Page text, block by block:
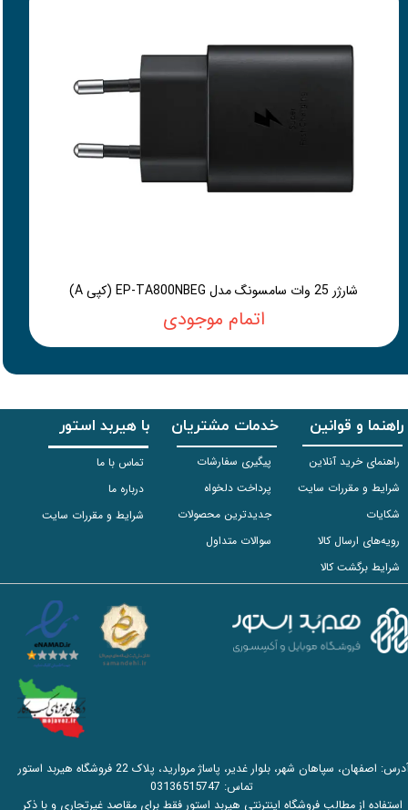
شارژر 25 وات سامسونگ مدل EP-TA800NBEG (کپی A)
اتمام موجودی
راهنما و قوانین
راهنمای خرید آنلاین
شرایط و مقررات سایت
شکایات
رویه‌های ارسال کالا
شرایط برگشت کالا
خدمات مشتریان
پیگیری سفارشات
پرداخت دلخواه
جدیدترین محصولات
سوالات متداول
با هیربد استور
تماس با ما
درباره ما
شرایط و مقررات سایت
آدرس: اصفهان، سپاهان شهر، بلوار غدیر، پاساژ مروارید، پلاک 22 فروشگاه هیربد استور
تماس: 03136515747
استفاده از مطالب فروشگاه اینترنتی هیربد استور فقط برای مقاصد غیرتجاری و با ذکر